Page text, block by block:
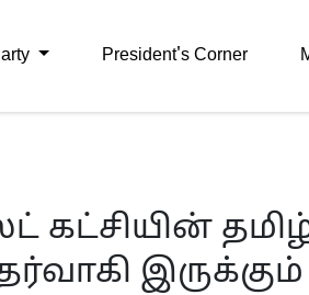
President's Corner
கட்சியின்
இருக்கும்